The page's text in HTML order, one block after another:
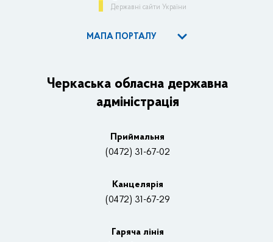
Державні сайти України
МАПА ПОРТАЛУ
Керівництво адміністрації
Основні завдання та нормативно-правові засади
Нагороди
Контакти
Відеотрансляції
Черкаська обласна державна
адміністрація
Приймальня
(0472) 31-67-02
Канцелярiя
(0472) 31-67-29
Гаряча лінія